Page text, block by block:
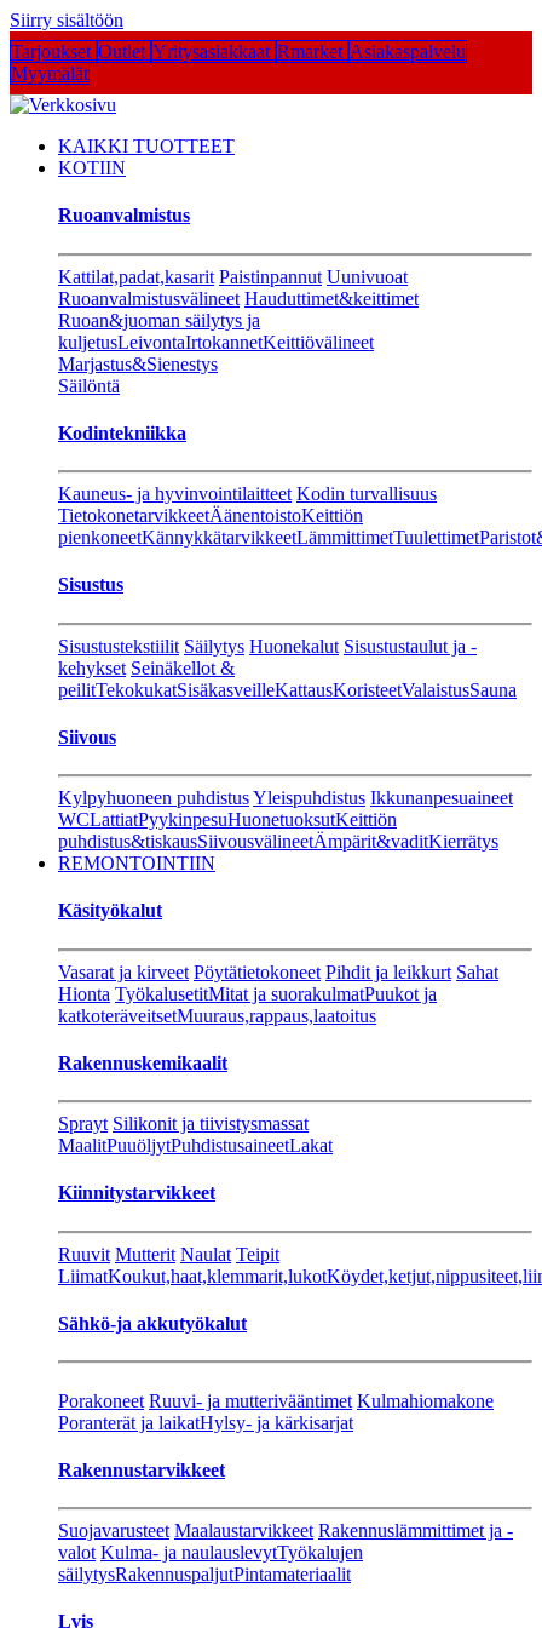
Siirry sisältöön
Tarjoukset Outlet Yritysasiakkaat Rmarket Asiakaspalvelu
Myymälät
KAIKKI TUOTTEET
KOTIIN
Ruoanvalmistus
Kattilat,padat,kasarit Paistinpannut Uunivuoat
Ruoanvalmistusvälineet Hauduttimet&keittimet
Ruoan&juoman säilytys ja
kuljetusLeivontaIrtokannetKeittiövälineet
Marjastus&Sienestys
Säilöntä
Kodintekniikka
Kauneus- ja hyvinvointilaitteet Kodin turvallisuus
TietokonetarvikkeetÄänentoistoKeittiön
pienkoneetKännykkätarvikkeetLämmittimetTuulettimet
Sisustus
Sisustustekstiilit Säilytys Huonekalut Sisustustaulut ja -
kehykset Seinäkellot &
peilitTekokukatSisäkasveilleKattausKoristeetValaistusSauna
Siivous
Kylpyhuoneen puhdistusYleispuhdistus Ikkunanpesuaineet
WCLattiatPyykinpesuHuonetuoksutKeittiön
puhdistus&tiskausSiivousvälineetÄmpärit&vaditKierrätys
REMONTOINTIIN
Käsityökalut
Vasarat ja kirveet Pöytätietokoneet Pihdit ja leikkurt Sahat
Hionta TyökalusetitMitat ja suorakulmatPuukot ja
katkoteräveitsetMuuraus,rappaus,laatoitus
Rakennuskemikaalit
Sprayt Silikonit ja tiivistysmassat
MaalitPuuöljytPuhdistusaineetLakat
Kiinnitystarvikkeet
Ruuvit Mutterit Naulat Teipit
LiimatKoukut,haat,klemmarit,lukot
Sähkö-ja akkutyökalut
Porakoneet Ruuvi- ja mutterivääntimet Kulmahiomakone
Poranterät ja laikatHylsy- ja kärkisarjat
Rakennustarvikkeet
Suojavarusteet Maalaustarvikkeet Rakennuslämmittimet ja -
valot Kulma- ja naulauslevytTyökalujen
säilytysRakennuspaljutPintamateriaalit
Lvis